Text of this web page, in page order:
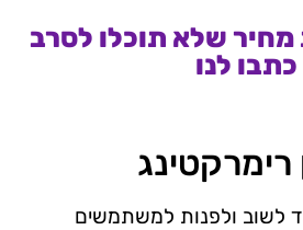
שלא תוכלו לסרב
כתבו לנו
לשוב ולפנות למשתמשים